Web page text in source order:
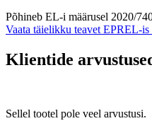
Põhineb EL-i määrusel 2020/
Vaata täielikku teavet EPREL-
Klientide
Sellel tootel pole veel arvustusi.